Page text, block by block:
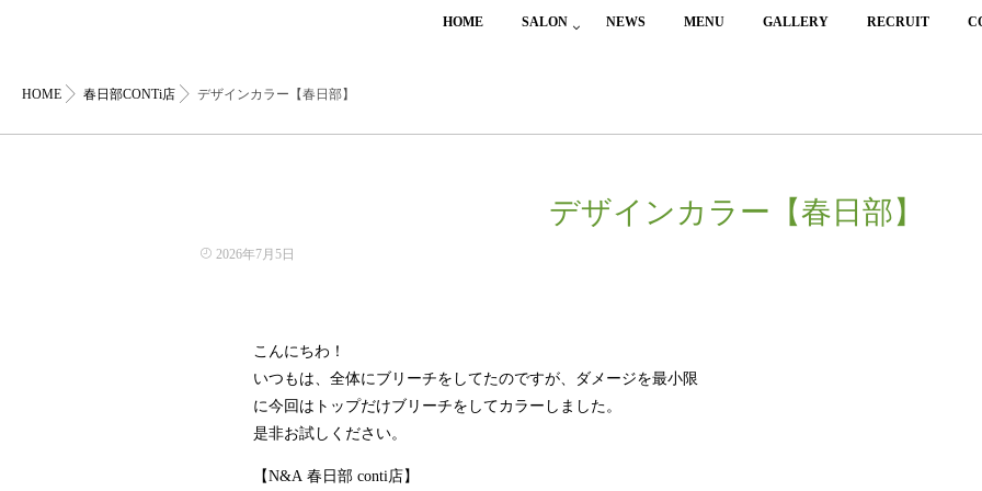
HOME SALON NEWS MENU GALLERY RECRUIT
HOME 春日部CONTi店 デザインカラー【春日部】
デザインカラー【春日部】
2026年7月5日
こんにちわ！
いつもは、全体にブリーチをしてたのですが、ダメージを最小限
に今回はトップだけブリーチをしてカラーしました。
是非お試しください。
【N&A 春日部 conti店】